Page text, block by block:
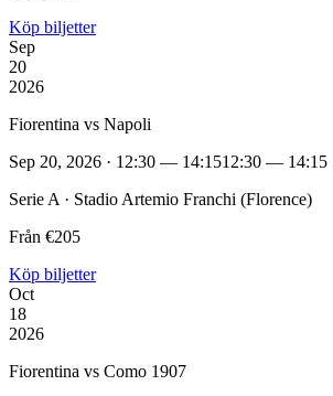
Köp biljetter
Sep
20
2026
Fiorentina vs Napoli
Sep 20, 2026 · 12:30 — 14:1512:30 — 14:15
Serie A · Stadio Artemio Franchi (Florence)
Från €205
Köp biljetter
Oct
18
2026
Fiorentina vs Como 1907